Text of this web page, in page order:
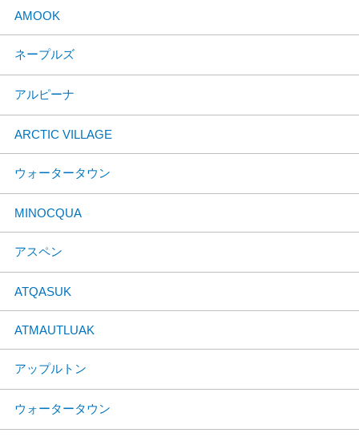
AMOOK
ネープルズ
アルピーナ
ARCTIC VILLAGE
ウォータータウン
MINOCQUA
アスペン
ATQASUK
ATMAUTLUAK
アップルトン
ウォータータウン